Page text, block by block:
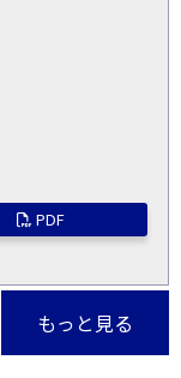
PDF
もっと見る